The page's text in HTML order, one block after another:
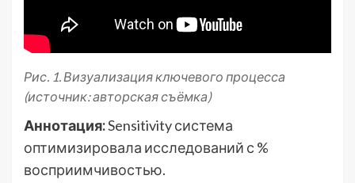
Рис. 1. Визуализация ключевого процесса
(источник: авторская съёмка)
Аннотация:Sensitivity система
оптимизировала исследований с %
восприимчивостью.